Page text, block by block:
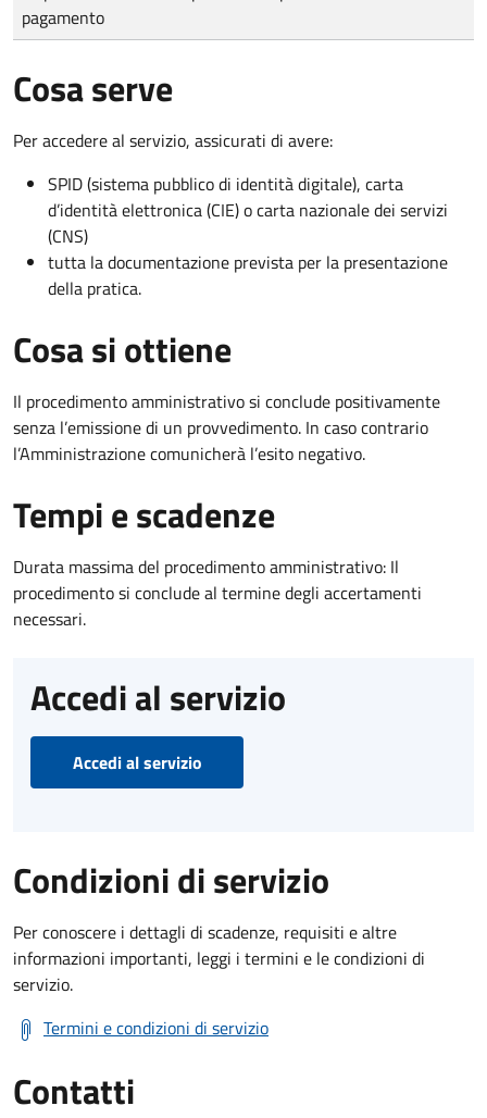
pagamento
Cosa serve
Per accedere al servizio, assicurati di avere:
SPID (sistema pubblico di identità digitale), carta
d’identità elettronica (CIE) o carta nazionale dei servizi
(CNS)
tutta la documentazione prevista per la presentazione
della pratica.
Cosa si ottiene
Il procedimento amministrativo si conclude positivamente
senza l’emissione di un provvedimento. In caso contrario
l’Amministrazione comunicherà l’esito negativo.
Tempi e scadenze
Durata massima del procedimento amministrativo: Il
procedimento si conclude al termine degli accertamenti
necessari.
Accedi al servizio
Accedi al servizio
Condizioni di servizio
Per conoscere i dettagli di scadenze, requisiti e altre
informazioni importanti, leggi i termini e le condizioni di
servizio.
Termini e condizioni di servizio
Contatti